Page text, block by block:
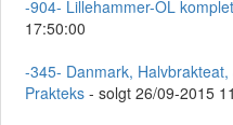
-904- Lillehammer-OL
17:50:00
-345- Danmark,
Prakteks - solgt 26/09-2015